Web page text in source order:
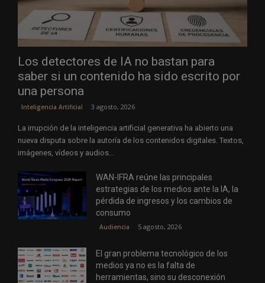
Los detectores de IA no bastan para
saber si un contenido ha sido escrito por
una persona
Inteligencia Artificial 3 agosto, 2026
La irrupción de la inteligencia artificial generativa ha abierto una
nueva disputa sobre la autoría de los contenidos digitales. Textos,
imágenes, vídeos y audios...
WAN-IFRA reúne las principales
estrategias de los medios ante la IA, la
pérdida de ingresos y los cambios de
consumo
Audiencia 5 agosto, 2026
El gran problema tecnológico de los
medios ya no es la falta de
herramientas, sino su desconexión